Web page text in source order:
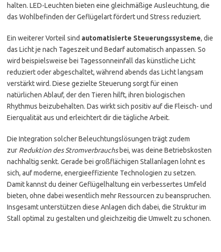
halten. LED-Leuchten bieten eine gleichmäßige Ausleuchtung, die
das Wohlbefinden der Geflügelart fördert und Stress reduziert.
Ein weiterer Vorteil sind automatisierte Steuerungssysteme, die
das Licht je nach Tageszeit und Bedarf automatisch anpassen. So
wird beispielsweise bei Tagessonneinfall das künstliche Licht
reduziert oder abgeschaltet, während abends das Licht langsam
verstärkt wird. Diese gezielte Steuerung sorgt für einen
natürlichen Ablauf, der den Tieren hilft, ihren biologischen
Rhythmus beizubehalten. Das wirkt sich positiv auf die Fleisch- und
Eierqualität aus und erleichtert dir die tägliche Arbeit.
Die Integration solcher Beleuchtungslösungen trägt zudem
zur Reduktion des Stromverbrauchsbei, was deine Betriebskosten
nachhaltig senkt. Gerade bei großflächigen Stallanlagen lohnt es
sich, auf moderne, energieeffiziente Technologien zu setzen.
Damit kannst du deiner Geflügelhaltung ein verbessertes Umfeld
bieten, ohne dabei wesentlich mehr Ressourcen zu beanspruchen.
Insgesamt unterstützen diese Anlagen dich dabei, die Struktur im
Stall optimal zu gestalten und gleichzeitig die Umwelt zu schonen.